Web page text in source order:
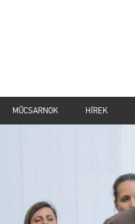
MŰCSARNOK HÍREK